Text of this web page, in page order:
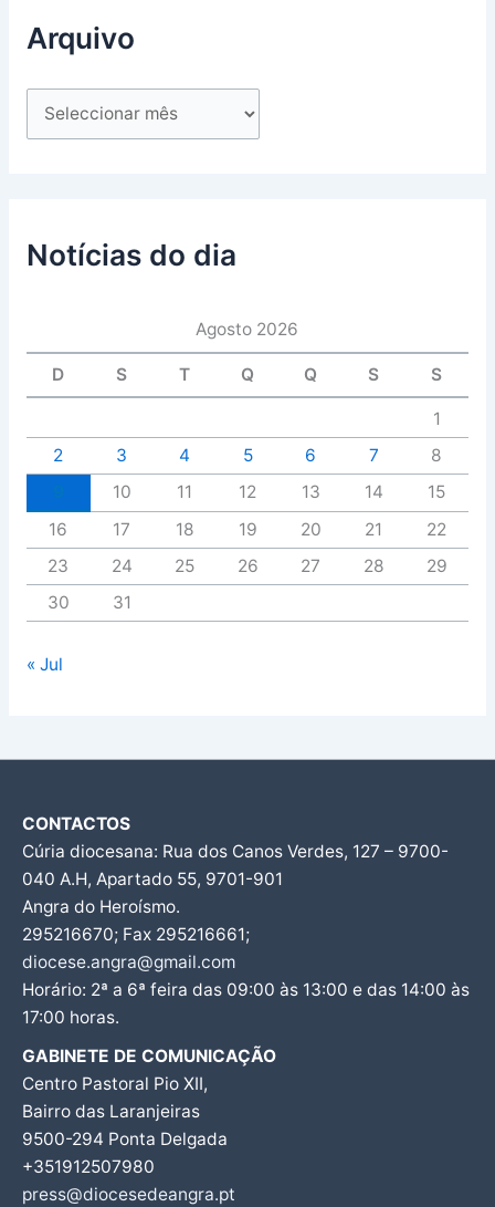
Arquivo
Notícias do dia
Agosto 2026
D S T Q Q S S
1
2
3 4 5 6 7
8
10 11 12 13 14
15
16
17 18 19 20 21
22
23
24 25 26 27 28
29
30
31
« Jul
CONTACTOS
Cúria diocesana: Rua dos Canos Verdes, 127 – 9700-
040 A.H, Apartado 55, 9701-901
Angra do Heroísmo.
295216670; Fax 295216661;
diocese.angra@gmail.com
Horário: 2ª a 6ª feira das 09:00 às 13:00 e das 14:00 às
17:00 horas.
GABINETE DE COMUNICAÇÃO
Centro Pastoral Pio XII,
Bairro das Laranjeiras
9500-294 Ponta Delgada
+351912507980
press@diocesedeangra.pt